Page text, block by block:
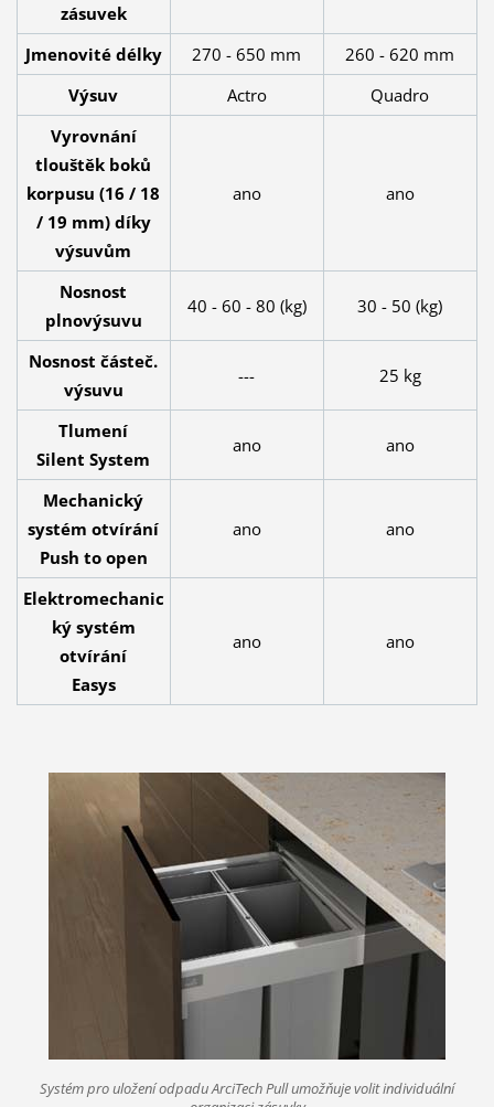
zásuvek
Jmenovité délky 270 - 650 mm
260 - 620 mm
Výsuv
Actro
Quadro
Vyrovnání
tlouštěk boků
korpusu (16 / 18
/ 19 mm) díky
výsuvům
ano ano
Nosnost
plnovýsuvu
40 - 60 - 80 (kg) 30 - 50 (kg)
Nosnost částeč.
výsuvu
--- 25 kg
Tlumení
Silent System
ano ano
Mechanický
systém otvírání
Push to open
ano ano
Elektromechanic
ký systém
otvírání
Easys
ano ano
Systém pro uložení odpadu ArciTech Pull umožňuje volit individuální